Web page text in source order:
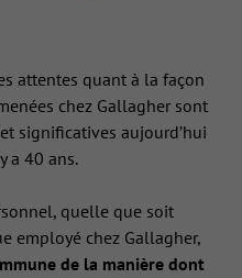
attentes quant à la façon
chez Gallagher sont
significatives aujourd’hui
a 40 ans.
quelle que soit
employé chez Gallagher,
de la manière dont